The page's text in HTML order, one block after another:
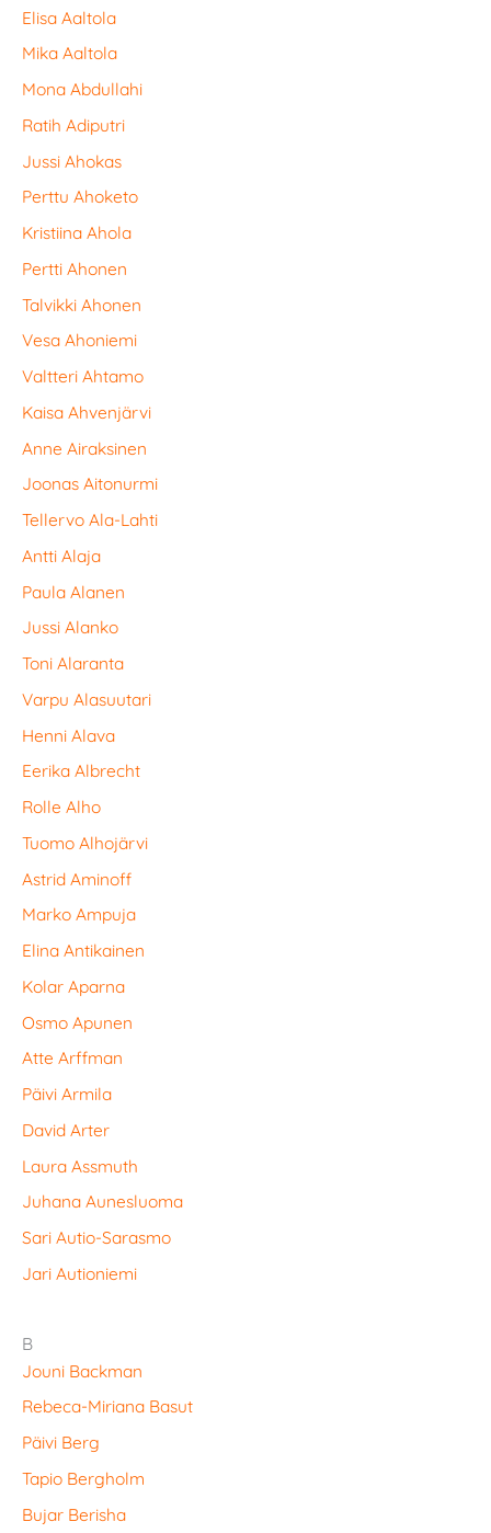
Elisa Aaltola
Mika Aaltola
Mona Abdullahi
Ratih Adiputri
Jussi Ahokas
Perttu Ahoketo
Kristiina Ahola
Pertti Ahonen
Talvikki Ahonen
Vesa Ahoniemi
Valtteri Ahtamo
Kaisa Ahvenjärvi
Anne Airaksinen
Joonas Aitonurmi
Tellervo Ala-Lahti
Antti Alaja
Paula Alanen
Jussi Alanko
Toni Alaranta
Varpu Alasuutari
Henni Alava
Eerika Albrecht
Rolle Alho
Tuomo Alhojärvi
Astrid Aminoff
Marko Ampuja
Elina Antikainen
Kolar Aparna
Osmo Apunen
Atte Arffman
Päivi Armila
David Arter
Laura Assmuth
Juhana Aunesluoma
Sari Autio-Sarasmo
Jari Autioniemi
B
Jouni Backman
Rebeca-Miriana Basut
Päivi Berg
Tapio Bergholm
Bujar Berisha